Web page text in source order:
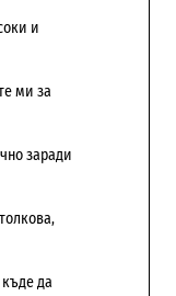
и
ми за
заради
да